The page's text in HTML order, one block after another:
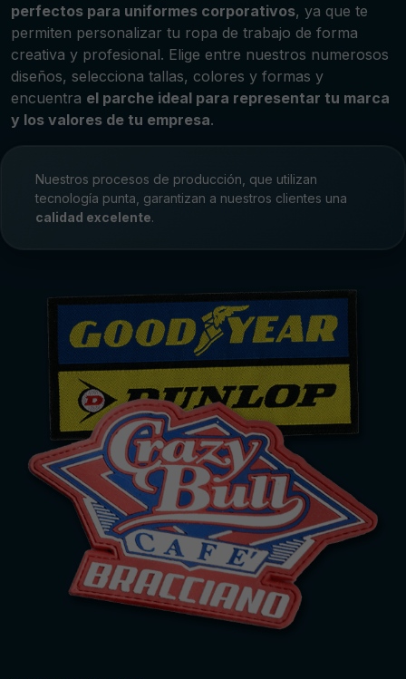
perfectos para uniformes corporativos, ya que te
permiten personalizar tu ropa de trabajo de forma
creativa y profesional. Elige entre nuestros numerosos
diseños, selecciona tallas, colores y formas y
encuentra el parche ideal para representar tu marca
y los valores de tu empresa.
Nuestros procesos de producción, que utilizan
tecnología punta, garantizan a nuestros clientes una
calidad excelente.